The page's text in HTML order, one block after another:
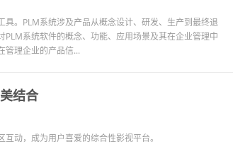
。PLM系统涉及产品从概念设计、研发、生产到最终退
系统软件的概念、功能、应用场景及其在企业管理中
管理企业的产品信...
结合
动，成为用户喜爱的综合性影视平台。